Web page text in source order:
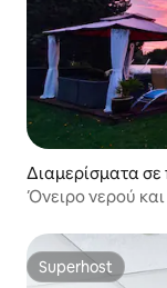
Διαμερίσματα σε
rgnac
Όνειρο νερού
Superhost
Superhost